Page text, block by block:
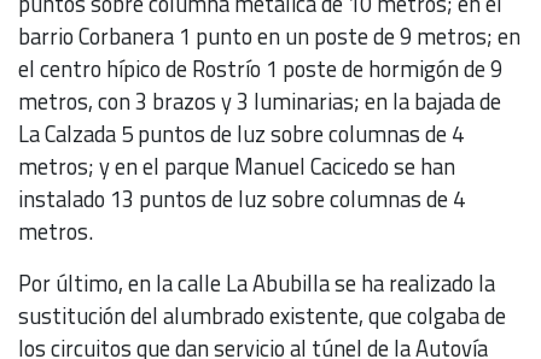
barrio Corbanera 1 punto en un poste de 9 metros; en
el centro hípico de Rostrío 1 poste de hormigón de 9
metros, con 3 brazos y 3 luminarias; en la bajada de
La Calzada 5 puntos de luz sobre columnas de 4
metros; y en el parque Manuel Cacicedo se han
instalado 13 puntos de luz sobre columnas de 4
metros.
Por último, en la calle La Abubilla se ha realizado la
sustitución del alumbrado existente, que colgaba de
los circuitos que dan servicio al túnel de la Autovía